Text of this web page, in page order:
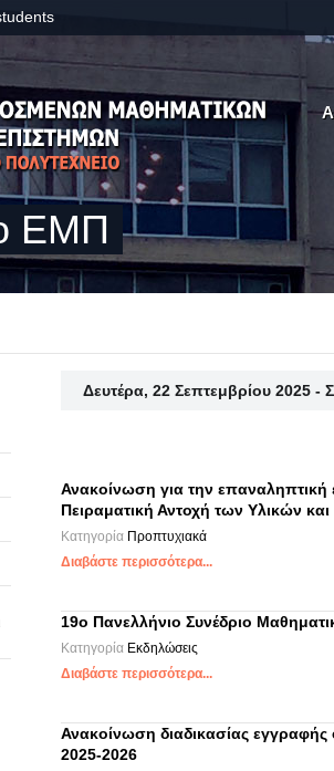
ΕΜΠ
Δευτέρα, 22 Σεπτεμβρίου 2025 -
Ανακοίνωση για την
Πειραματική Αντοχή των Υλικών
Κατηγορία Προπτυχιακά
Διαβάστε περισσότερα...
19ο Πανελλήνιο Συνέδριο
Κατηγορία Εκδηλώσεις
Διαβάστε περισσότερα...
Ανακοίνωση διαδικασίας
2025-2026